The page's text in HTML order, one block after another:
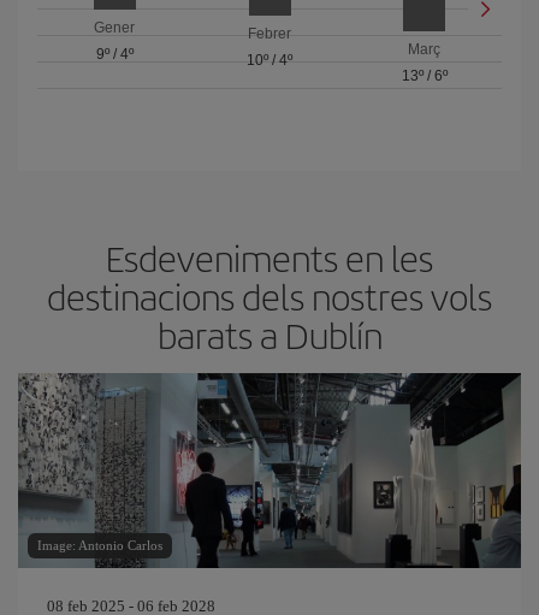
Gener
9º/ 4º
Febrer
10º / 4º
Març
13º/ 6º
Esdeveniments en les
destinacions dels nostres vols
barats a Dublín
Image: Antonio Carlos
08 feb 2025 - 06 feb 2028